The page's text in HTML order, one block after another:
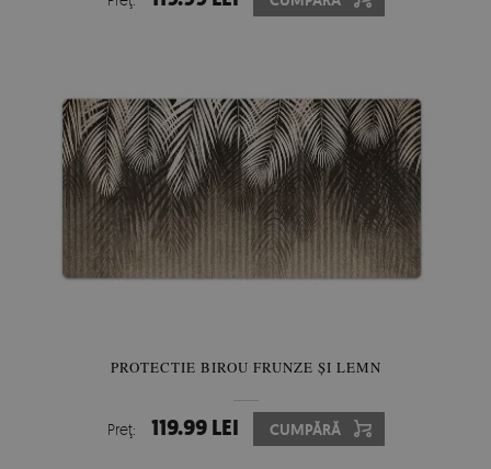
PROTECTIE BIROU FRUNZE ȘI LEMN
Preţ: 119.99 LEI CUMPĂRĂ